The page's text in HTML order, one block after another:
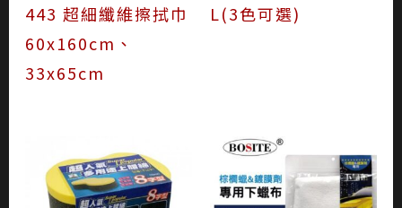
443 超細纖維擦拭巾
60x160cm、
33x65cm
L(3色可選)